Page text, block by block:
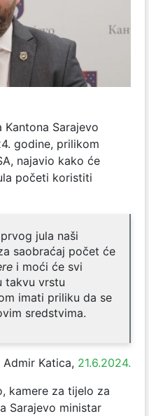
Sarajevo
godine, prilikom
najavio kako će
početi koristiti
jula naši
saobraćaj počet će
i moći će svi
takvu vrstu
imati priliku da se
sredstvima.
Admir Katica, 21.6.2024.
kamere za tijelo za
Sarajevo ministar